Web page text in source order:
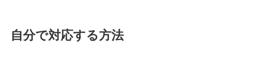
自分で対応する方法